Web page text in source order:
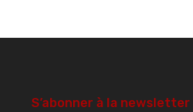
S’abonner à la newsletter